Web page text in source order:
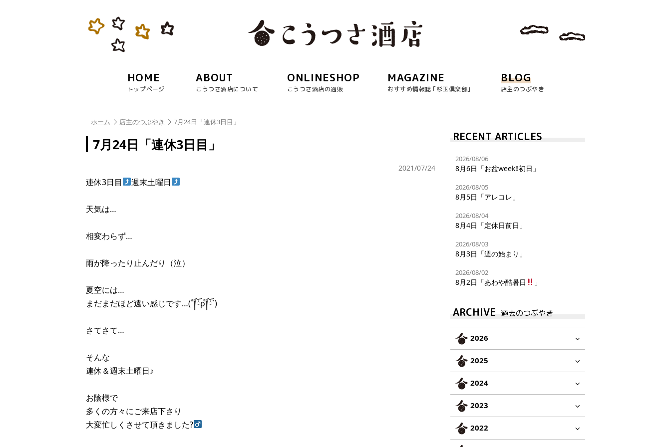
HOME
トップページ
ABOUT
こうつさ酒店について
ONLINESHOP
こうつさ酒店の通販
MAGAZINE
おすすめ情報誌 ｢杉玉倶楽部｣
BLOG
店主のつぶやき
ホーム 店主のつぶやき 7月24日「連休3日目」
7月24日「連休3日目」
2021/07/24
連休3日目 週末土曜日
天気は…
相変わらず…
雨が降ったり止んだり（泣）
夏空には…
まだまだほど遠い感じです…(´༎ຶོρ༎ຶོ`)
さてさて…
そんな
連休＆週末土曜日♪
お陰様で
多くの方々にご来店下さり
大変忙しくさせて頂きました?‍
RECENT ARTICLES
2026/08/06
8月6日「お盆week‼︎初日」
2026/08/05
8月5日「アレコレ」
2026/08/04
8月4日「定休日前日」
2026/08/03
8月3日「週の始まり」
2026/08/02
8月2日「あわや酷暑日 」
ARCHIVE 過去のつぶやき
2026
2025
2024
2023
2022